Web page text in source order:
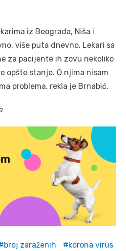
iz Beograda, Niša i
više puta dnevno. Lekari sa
za pacijente ih zovu nekoliko
opšte stanje. O njima nisam
problema, rekla je Brnabić.
broj zaraženih
korona virus